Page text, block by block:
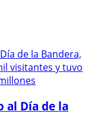
al Día de la